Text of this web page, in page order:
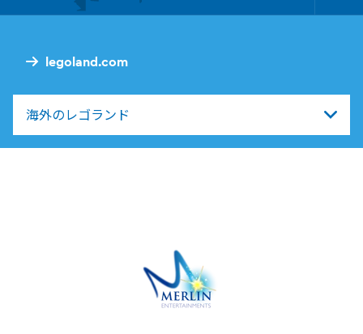
legoland.com
海外のレゴランド